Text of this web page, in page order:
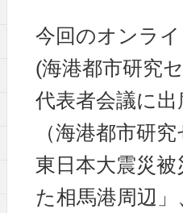
今回のオンラ
(海港都市研究
代表者会議に
（海港都市研
東日本大震災
た相馬港周辺